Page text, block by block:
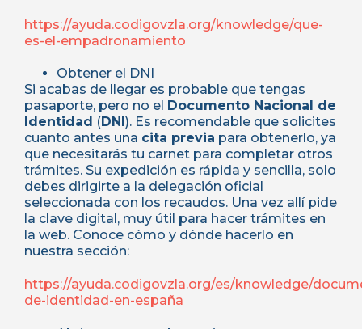
https://ayuda.codigovzla.org/knowledge/que-
es-el-empadronamiento
Obtener el DNI
Si acabas de llegar es probable que tengas
pasaporte, pero no el Documento Nacional de
Identidad (DNI ). Es recomendable que solicites
cuanto antes una cita previa para obtenerlo, ya
que necesitarás tu carnet para completar otros
trámites. Su expedición es rápida y sencilla, solo
debes dirigirte a la delegación oficial
seleccionada con los recaudos. Una vez allí pide
la clave digital, muy útil para hacer trámites en
la web. Conoce cómo y dónde hacerlo en
nuestra sección:
https://ayuda.codigovzla.org/es/knowledge/
de-identidad-en-españa